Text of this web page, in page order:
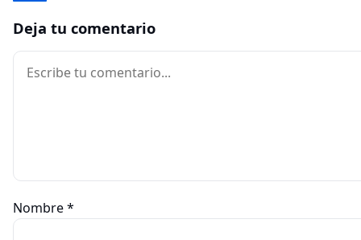
Deja tu comentario
Comentario
Nombre*